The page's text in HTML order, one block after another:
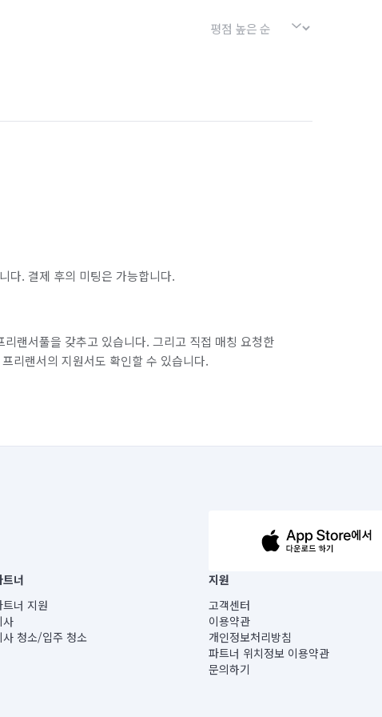
다. 결제 후의 미팅은 가능합니다.
랜서풀을 갖추고 있습니다. 그리고 직접 매칭 요청한
리랜서의 지원서도 확인할 수 있습니다.
3220163-14-5-00019 |
회 정보) |
리빌딩) B동 5층
, 8층 미소
트너
트너 지원
사
사 청소/입주 청소
지원
고객센터
이용약관
개인정보처리방침
파트너 위치정보 이용약관
문의하기